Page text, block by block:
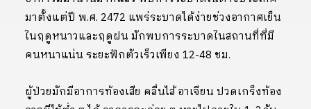
มาตั้งแต่ปี พ.ศ. 2472 แพร่ระบาดได้ง่ายช่วงอากาศเย็น
ในฤดูหนาวและฤดูฝน มักพบการระบาดในสถานที่ที่มี
คนหนาแน่น ระยะฟักตัวเร็วเพียง 12-48 ชม.
ผู้ป่วยมักมีอาการท้องเสีย คลื่นไส้ อาเจียน ปวดเกร็งท้อง